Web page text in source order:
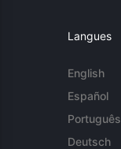
Langues
English
Español
Português
Deutsch